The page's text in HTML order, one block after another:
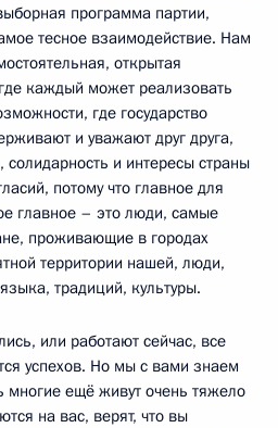
программа партии,
тесное взаимодействие. Нам
открытая
каждый может реализовать
где государство
и уважают друг друга,
солидарность и интересы страны
потому что главное для
главное – это люди, самые
проживающие в городах
территории нашей, люди,
традиций, культуры.
или работают сейчас, все
успехов. Но мы с вами знаем
многие ещё живут очень тяжело
на вас, верят, что вы